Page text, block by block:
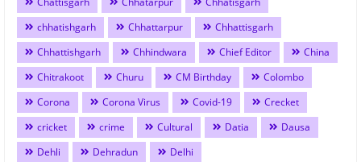
chhatishgarh
Chhattarpur
Chhattisgarh
Chhattishgarh
Chhindwara Chief Editor
China
Chitrakoot
Churu CM Birthday
Colombo
Corona
Corona Virus Covid-19
Crecket
cricket
crime Cultural Datia
Dausa
Dehli
Dehradun
Delhi